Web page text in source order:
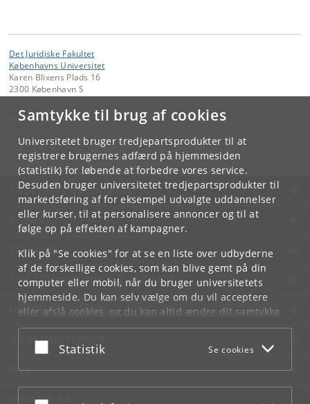
Samtykke til brug af cookies
Universitetet bruger tredjepartsprodukter til at
registrere brugernes adfærd på hjemmesiden
(statistik) for løbende at forbedre vores service.
Desuden bruger universitetet tredjepartsprodukter til
markedsføring af for eksempel udvalgte uddannelser
eller kurser, til at personalisere annoncer og til at
følge op på effekten af kampagner.
Klik på "Se cookies" for at se en liste over udbyderne
af de forskellige cookies, som kan blive gemt på din
computer eller mobil, når du bruger universitetets
hjemmeside. Du kan selv vælge om du vil acceptere
eller afslå cookies, og du kan altid ændre dit samtykke
underCookie- og privatlivspolitiksom du finder i
bunden af hver side.
Acceptér eller afslå
Statistik Se cookies
Det Juridiske Fakultet
Københavns Universitet
Karen Blixens Plads 16
2300 København S
Kontakt:
jurfak @jur.ku.dk
KØBENHAVNS UNIVERSITET
KONTAKT
SERVICES
FOR STUDERENDE OG ANSATTE
JOB OG KARRIERE
NØDSITUATIONER
WEB
MØD KU PÅ